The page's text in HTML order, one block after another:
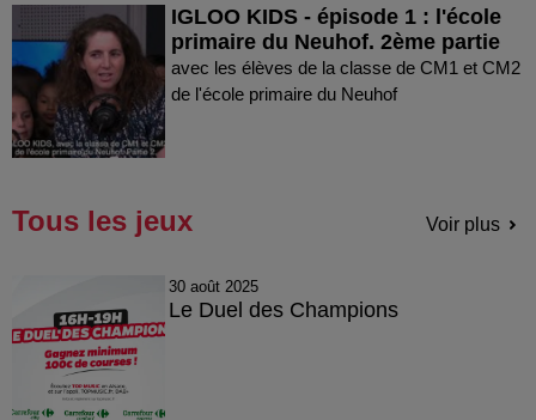
IGLOO KIDS - épisode 1 : l'école
primaire du Neuhof. 2ème partie
avec les élèves de la classe de CM1 et CM2
de l'école primaire du Neuhof
Tous les jeux Voir plus
30 août 2025
Le Duel des Champions